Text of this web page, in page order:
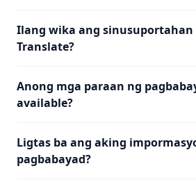
Ilang wika ang sinusuportahan
Translate?
Anong mga paraan ng
available?
Ligtas ba ang aking
pagbabayad?